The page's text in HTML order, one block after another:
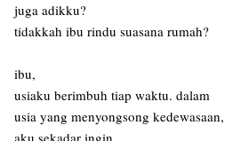
juga adikku?
tidakkah ibu rindu suasana rumah?
ibu,
usiaku berimbuh tiap waktu. dalam
usia yang menyongsong kedewasaan,
aku sekadar ingin